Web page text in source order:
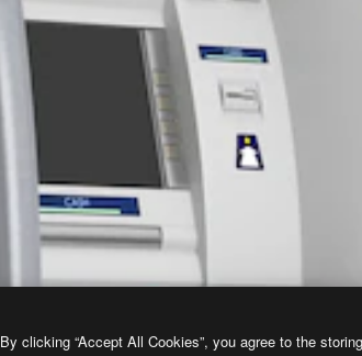
By clicking “Accept All Cookies”, you agree to the